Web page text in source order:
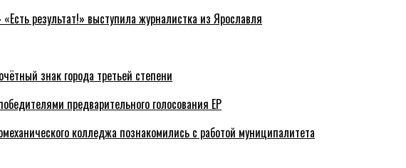
результат!» выступила журналистка из Ярославля
знак города третьей степени
предварительного голосования ЕР
колледжа познакомились с работой муниципалитета